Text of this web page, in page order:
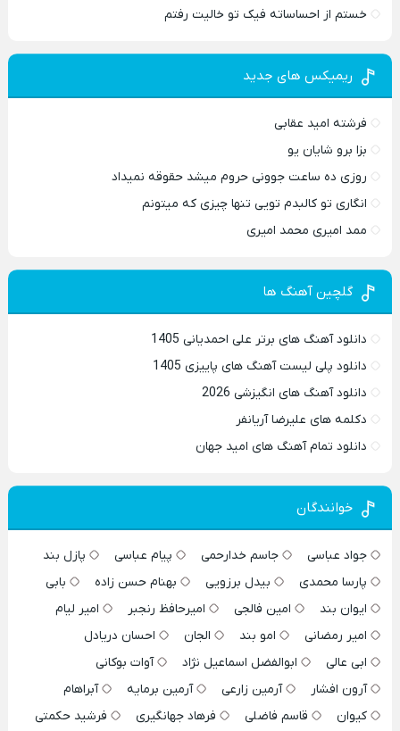
خستم از احساساته فیک تو خالیت رفتم
ریمیکس های جدید
فرشته امید عقابی
بزا برو شایان یو
روزی ده ساعت جوونی حروم میشد حقوقه نمیداد
انگاری تو کالبدم تویی تنها چیزی که میتونم
ممد امیری محمد امیری
گلچین آهنگ ها
دانلود آهنگ های برتر علی احمدیانی 1405
دانلود پلی لیست آهنگ های پاییزی 1405
دانلود آهنگ های انگیزشی 2026
دکلمه های علیرضا آریانفر
دانلود تمام آهنگ های امید جهان
خوانندگان
جواد عباسی جاسم خدارحمی پیام عباسی
پازل بند
پارسا محمدی
بیدل برزویی بهنام حسن زاده
بابی
ایوان بند
امین فالجی امیرحافظ رنجبر
امیر لیام
امیر رمضانی
امو بند الجان
احسان دریادل
ابی عالی
ابوالفضل اسماعیل نژاد
آوات بوکانی
آرون افشار
آرمین زارعی آرمین برمایه
آبراهام
کیوان
قاسم فاضلی فرهاد جهانگیری
فرشید حکمتی